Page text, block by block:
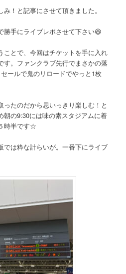
！と記事にさせて頂きました。
勝手にライブレポさせて下さい😆
ことで、今回はチケットを手に入れ
す。ファンクラブ先行でまさかの落
ールで鬼のリロードでやっと1枚
ったのだから思いっきり楽しむ！と
朝の9:30には味の素スタジアムに着
時半です☆
では粋な計らいが。一番下にライブ